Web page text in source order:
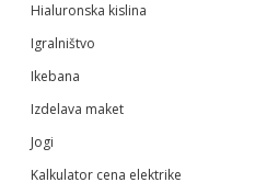
Hialuronska kislina
Igralništvo
Ikebana
Izdelava maket
Jogi
Kalkulator cena elektrike